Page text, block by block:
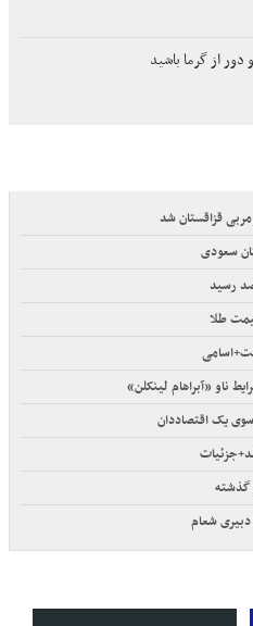
دور از گرما باشید
قزاقستان شد
سعودی
طلا
ناو «آبراهام لینکلن»
یک اقتصاددان
گذشته
شعام